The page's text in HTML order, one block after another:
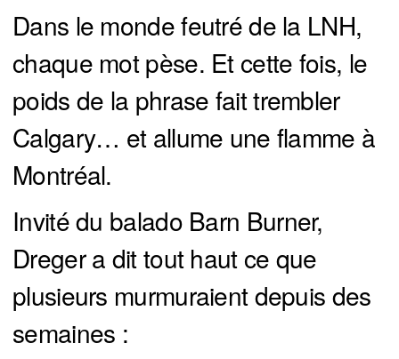
Dans le monde feutré de la LNH,
chaque mot pèse. Et cette fois, le
poids de la phrase fait trembler
Calgary… et allume une flamme à
Montréal.
Invité du balado Barn Burner,
Dreger a dit tout haut ce que
plusieurs murmuraient depuis des
semaines :